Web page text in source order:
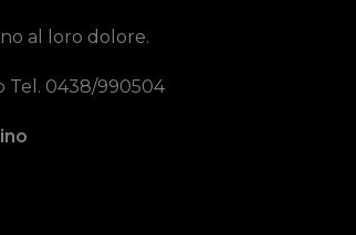
al loro dolore.
Tel. 0438/990504